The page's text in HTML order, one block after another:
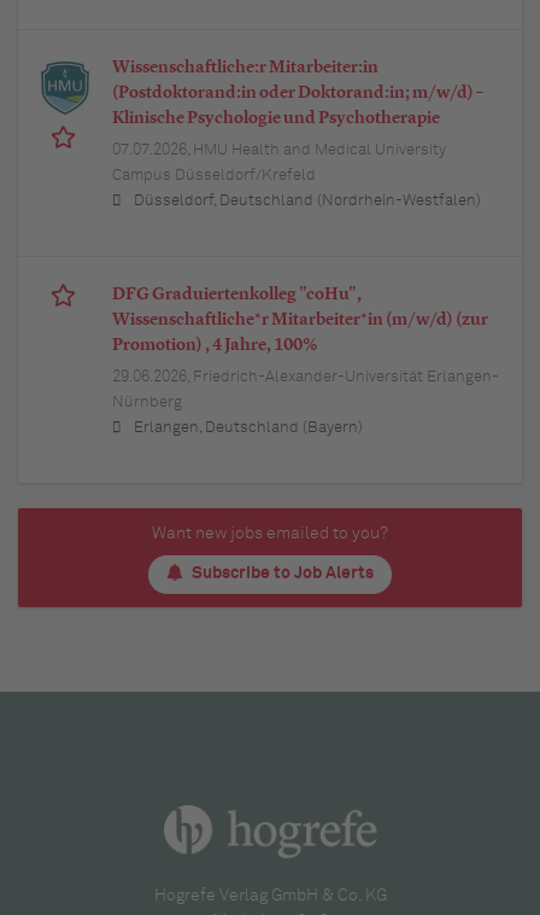
Wissenschaftliche:r Mitarbeiter:in
(Postdoktorand:in oder Doktorand:in; m/w/d) –
Klinische Psychologie und Psychotherapie
07.07.2026, HMU Health and Medical University
Campus Düsseldorf/Krefeld
Düsseldorf, Deutschland (Nordrhein-Westfalen)
DFG Graduiertenkolleg "coHu",
Wissenschaftliche*r Mitarbeiter*in (m/w/d) (zur
Promotion) , 4 Jahre, 100%
29.06.2026, Friedrich-Alexander-Universität Erlangen-
Nürnberg
Erlangen, Deutschland (Bayern)
Want new jobs emailed to you?
Subscribe to Job Alerts
Hogrefe Verlag GmbH & Co. KG